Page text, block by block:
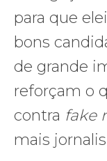
para que
bons
de grande
reforçam o
contra fake
mais